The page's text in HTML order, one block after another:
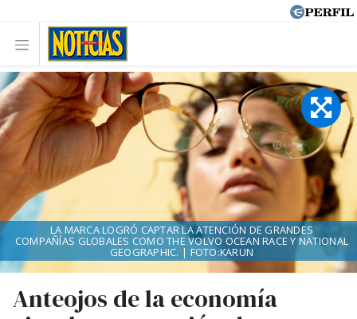
Anteojos de la economía
LA MARCA LOGRÓ CAPTAR LA ATENCIÓN DE GRANDES
COMPAÑÍAS GLOBALES COMO THE VOLVO OCEAN RACE Y NATIONAL
GEOGRAPHIC. | FOTO:KARUN